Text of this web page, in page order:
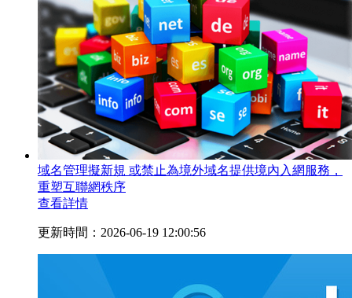
域名管理擬新規 或禁止為境外域名提供境內入網服務，
重塑互聯網秩序
查看詳情
更新時間：2026-06-19 12:00:56